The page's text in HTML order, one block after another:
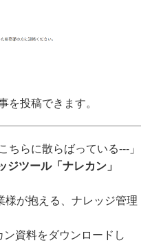
を投稿できます。
ちらに散らばっている---」
ジツール「ナレカン」
様が抱える、ナレッジ管理
資料をダウンロードし